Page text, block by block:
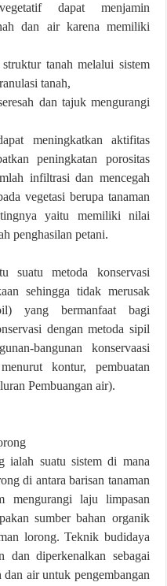
dapat menjamin
dan air karena memiliki
tanah melalui sistem
tanah,
dan tajuk mengurangi
meningkatkan aktifitas
peningkatan porositas
infiltrasi dan mencegah
vegetasi berupa tanaman
yaitu memiliki nilai
penghasilan petani.
suatu metoda konservasi
sehingga tidak merusak
yang bermanfaat bagi
dengan metoda sipil
bangunan konservaasi
kontur, pembuatan
Pembuangan air).
ialah suatu sistem di mana
di antara barisan tanaman
mengurangi laju limpasan
sumber bahan organik
lorong. Teknik budidaya
dan diperkenalkan sebagai
air untuk pengembangan